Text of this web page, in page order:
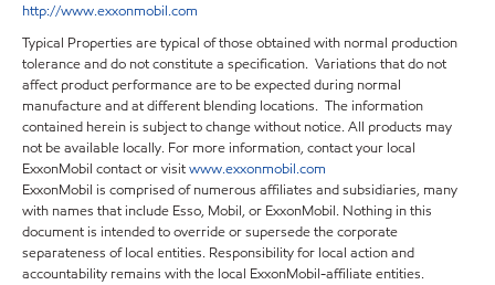
http://www.exxonmobil.com
Typical Properties are typical of those obtained with normal production
tolerance and do not constitute a specification. Variations that do not
affect product performance are to be expected during normal
manufacture and at different blending locations. The information
contained herein is subject to change without notice. All products may
not be available locally. For more information, contact your local
ExxonMobil contact or visitwww.exxonmobil.com
ExxonMobil is comprised of numerous affiliates and subsidiaries, many
with names that include Esso, Mobil, or ExxonMobil. Nothing in this
document is intended to override or supersede the corporate
separateness of local entities. Responsibility for local action and
accountability remains with the local ExxonMobil-affiliate entities.